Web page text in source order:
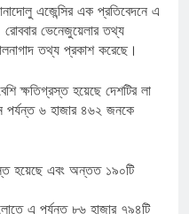
এজেন্সির এক প্রতিবেদনে এ
ভেনেজুয়েলার তথ্য
তথ্য প্রকাশ করেছে।
ক্ষতিগ্রস্ত হয়েছে দেশটির লা
পর্যন্ত ৬ হাজার ৪৬২ জনকে
হয়েছে এবং অন্তত ১৯০টি
এ পর্যন্ত ৮৬ হাজার ৭৯৪টি